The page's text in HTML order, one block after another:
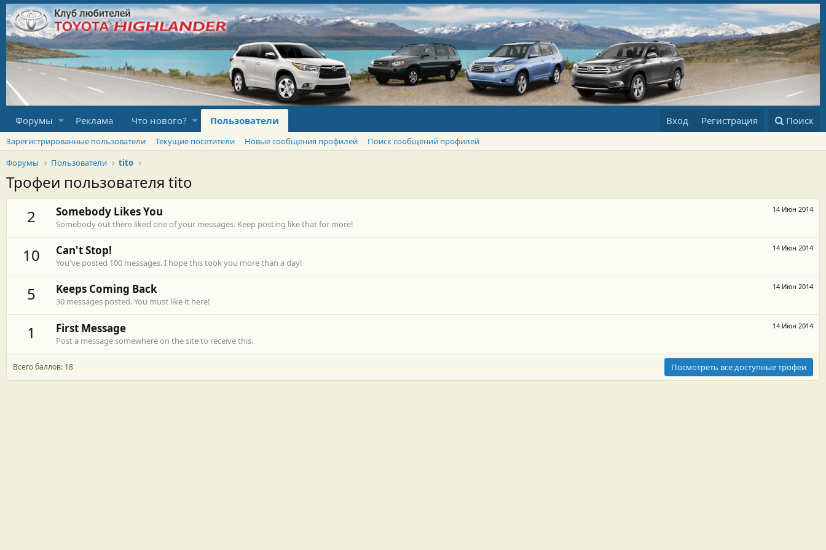
Форумы Реклама Что нового? Пользователи Вход Регистрация Поиск
Зарегистрированные пользователи Текущие посетители Новые сообщения профилей
Поиск сообщений профилей
Форумы
Пользователи tito
Трофеи пользователя tito
2
14 Июн 2014
Somebody Likes You
Somebody out there liked one of your messages. Keep posting like that for more!
10 14 Июн 2014
Can't Stop!
You've posted 100 messages. I hope this took you more than a day!
5 14 Июн 2014
Keeps Coming Back
30 messages posted. You must like it here!
1 14 Июн 2014
First Message
Post a message somewhere on the site to receive this.
Всего баллов: 18 Посмотреть все доступные трофеи